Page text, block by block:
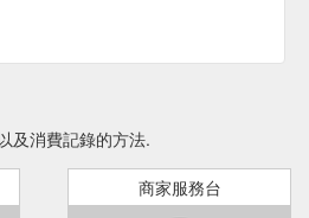
及消費記錄的方法.
商家服務台